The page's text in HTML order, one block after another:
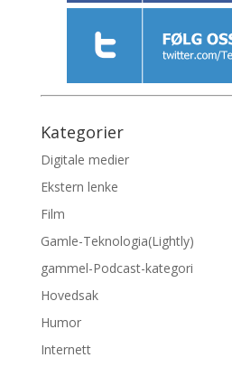
Kategorier
Digitale medier
Ekstern lenke
Film
Gamle-Teknologia(Lightly)
gammel-Podcast-kategori
Hovedsak
Humor
Internett